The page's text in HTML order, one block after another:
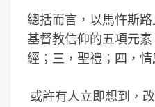
總括而言，以馬忤斯
基督教信仰的五項元
經；三，聖禮；四，情
或許有人立即想到，